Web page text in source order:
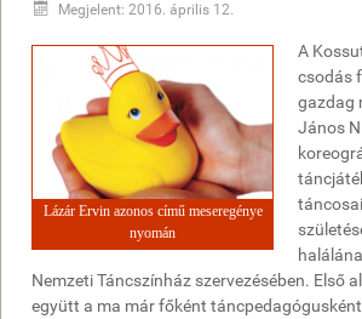
Megjelent: 2016. április 12.
Lázár Ervin azonos című meseregénye
nyomán
A
csodás
gazdag
János
Nemzeti Táncszínház szervezésében. Első
együtt a ma már főként